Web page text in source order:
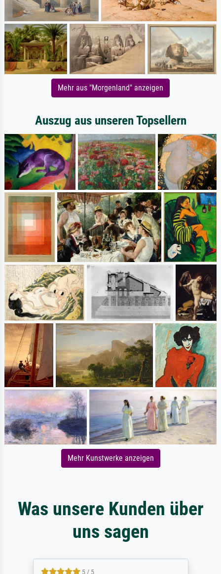
Mehr aus "Morgenland" anzeigen
Auszug aus unseren Topsellern
Mehr Kunstwerke anzeigen
Was unsere Kunden über
uns sagen